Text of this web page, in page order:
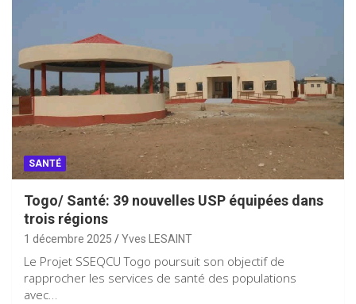
SANTÉ
Togo/ Santé: 39 nouvelles USP équipées dans
trois régions
1 décembre 2025 Yves LESAINT
Le Projet SSEQCU Togo poursuit son objectif de
rapprocher les services de santé des populations
avec…